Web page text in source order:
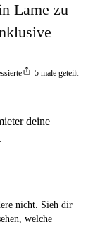
Lame zu
ios_share 5 male geteilt
deine
nicht. Sieh dir
welche